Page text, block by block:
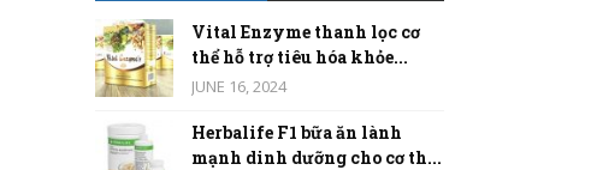
Vital Enzyme thanh lọc cơ
thể hỗ trợ tiêu hóa khỏe...
JUNE 16, 2024
Herbalife F1 bữa ăn lành
mạnh dinh dưỡng cho cơ th...